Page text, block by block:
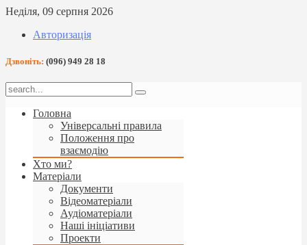
Неділя, 09 серпня 2026
Авторизація
Дзвоніть: (096) 949 28 18
Головна
Універсальні правила
Положення про
взаємодію
Хто ми?
Матеріали
Документи
Відеоматеріали
Аудіоматеріали
Наші ініціативи
Проекти